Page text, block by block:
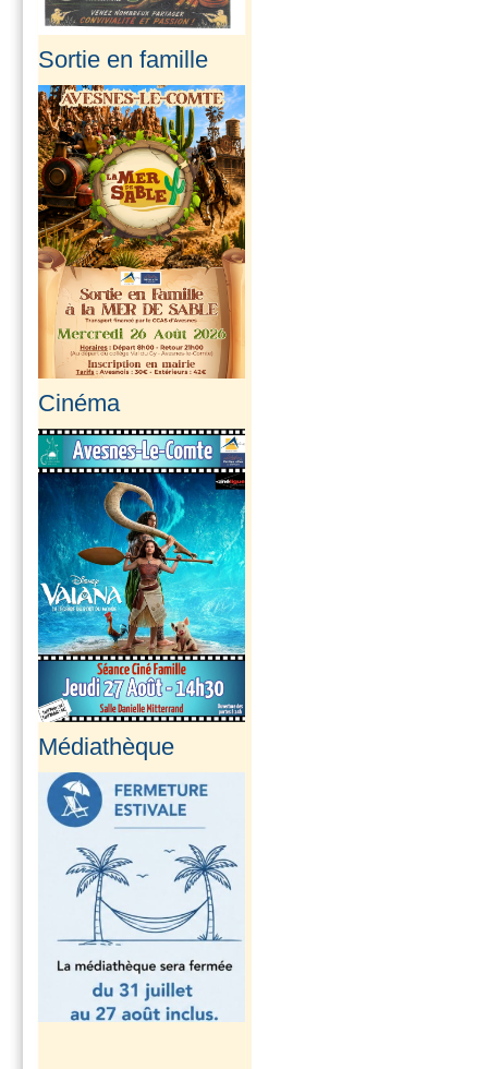
d’Avesnes-le-Comte
de...
En savoir plus...
Sortie en famille
Cinéma
Médiathèque